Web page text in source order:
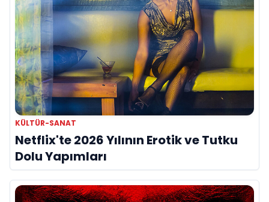
KÜLTÜR-SANAT
Netflix'te 2026 Yılının Erotik ve Tutku
Dolu Yapımları